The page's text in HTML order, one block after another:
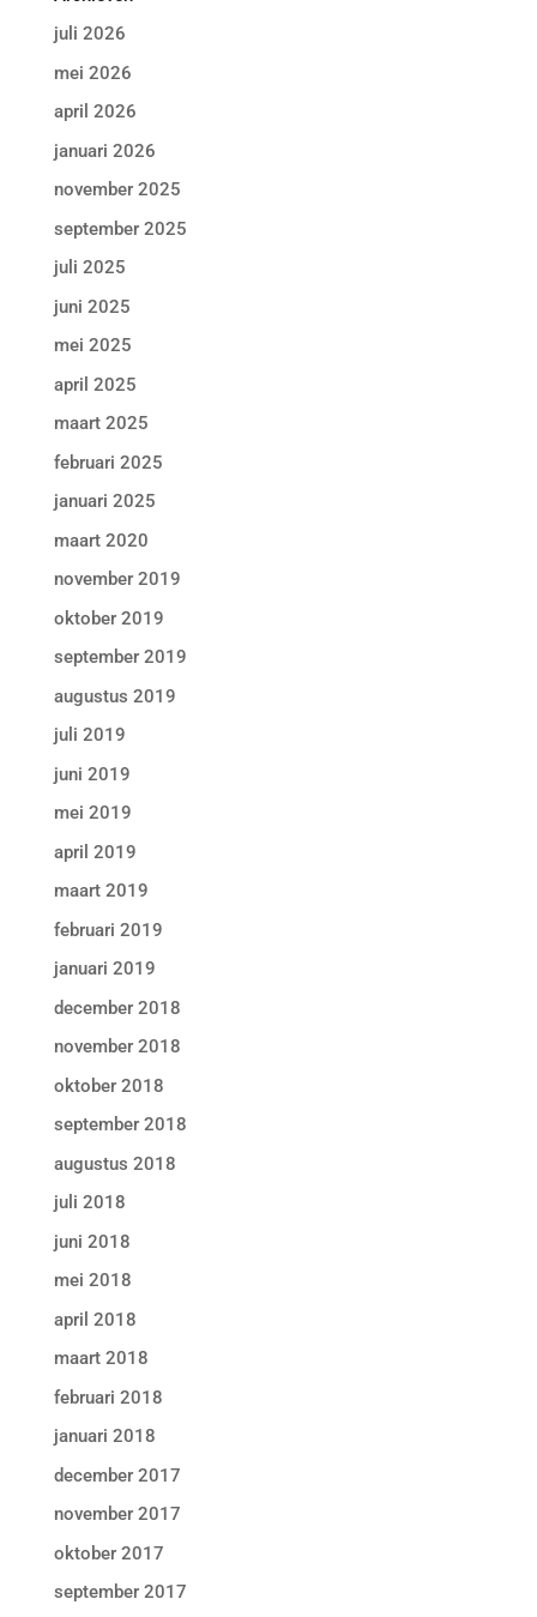
juli 2026
mei 2026
april 2026
januari 2026
november 2025
september 2025
juli 2025
juni 2025
mei 2025
april 2025
maart 2025
februari 2025
januari 2025
maart 2020
november 2019
oktober 2019
september 2019
augustus 2019
juli 2019
juni 2019
mei 2019
april 2019
maart 2019
februari 2019
januari 2019
december 2018
november 2018
oktober 2018
september 2018
augustus 2018
juli 2018
juni 2018
mei 2018
april 2018
maart 2018
februari 2018
januari 2018
december 2017
november 2017
oktober 2017
september 2017